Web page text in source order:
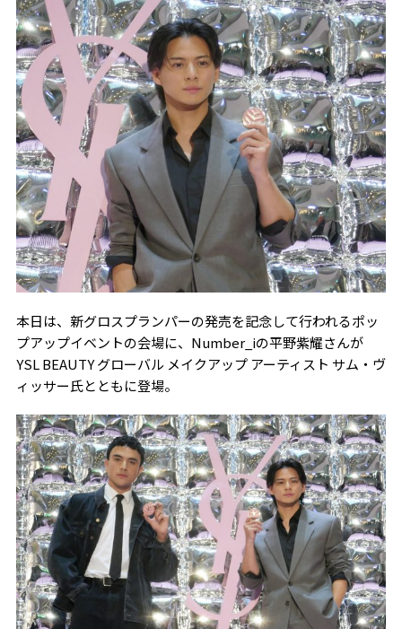
本日は、新グロスプランパーの発売を記念して行われるポッ
プアップイベントの会場に、Number_iの平野紫耀さんが
YSL BEAUTY グローバル メイクアップ アーティスト サム・ヴ
ィッサー氏とともに登場。